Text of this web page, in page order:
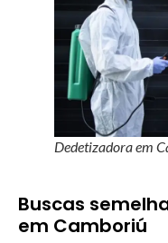
Dedetizadora em
Buscas
em Camboriú